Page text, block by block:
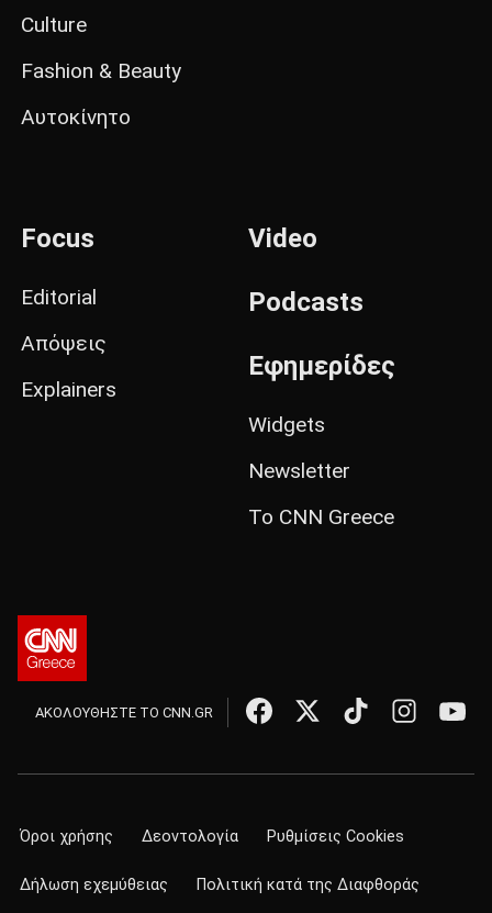
Culture
Fashion & Beauty
Αυτοκίνητο
Focus
Editorial
Απόψεις
Explainers
Video
Podcasts
Εφημερίδες
Widgets
Newsletter
Το CNN Greece
ΑΚΟΛΟΥΘΗΣΤΕ ΤΟ CNN.GR
Όροι χρήσης Δεοντολογία Ρυθμίσεις Cookies
Δήλωση εχεμύθειας Πολιτική κατά της Διαφθοράς